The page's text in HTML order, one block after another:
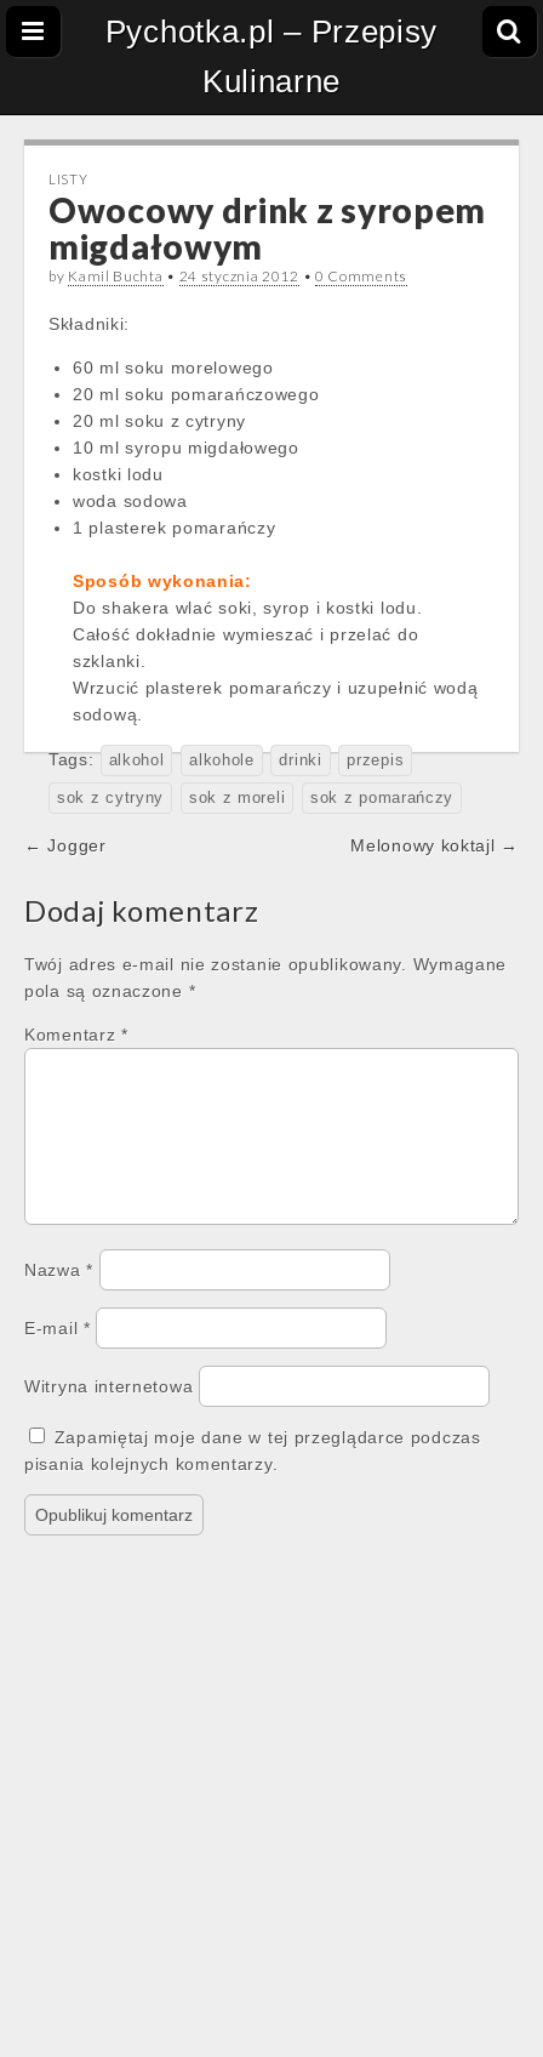
Pychotka.pl – Przepisy
Kulinarne
LISTY
Owocowy drink z syropem
migdałowym
by Kamil Buchta • 24 stycznia 2012 • 0 Comments
Składniki:
60 ml soku morelowego
20 ml soku pomarańczowego
20 ml soku z cytryny
10 ml syropu migdałowego
kostki lodu
woda sodowa
1 plasterek pomarańczy
Sposób wykonania:
Do shakera wlać soki, syrop i kostki lodu.
Całość dokładnie wymieszać i przelać do
szklanki.
Wrzucić plasterek pomarańczy i uzupełnić wodą
sodową.
Tags: alkohol alkohole drinki przepis
sok z cytryny sok z moreli sok z pomarańczy
Post
← Jogger Melonowy koktajl →
Dodaj komentarz
Twój adres e-mail nie zostanie opublikowany.
Wymagane
pola są oznaczone *
Komentarz *
Nazwa*
E-mail *
Witryna internetowa
Zapamiętaj moje dane w tej przeglądarce podczas
pisania kolejnych komentarzy.